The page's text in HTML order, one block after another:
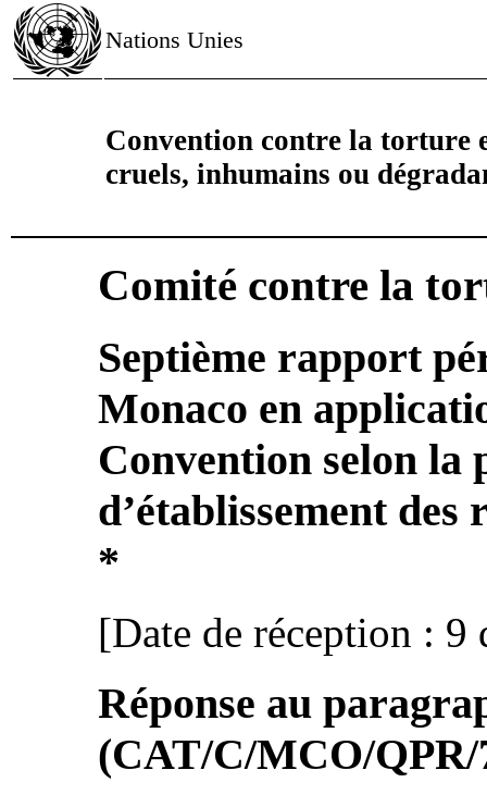
Nations Unies
Convention contre la torture
cruels, inhumains ou
Comité contre la
Septième rapport
Monaco en
Convention selon la
d’établissement
*
[Date de réception : 9
Réponse au
(CAT/C/MCO/QPR/